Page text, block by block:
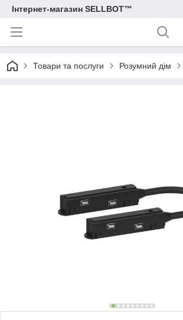
Інтернет-магазин SELLBOT™
Товари та послуги Розумний дім